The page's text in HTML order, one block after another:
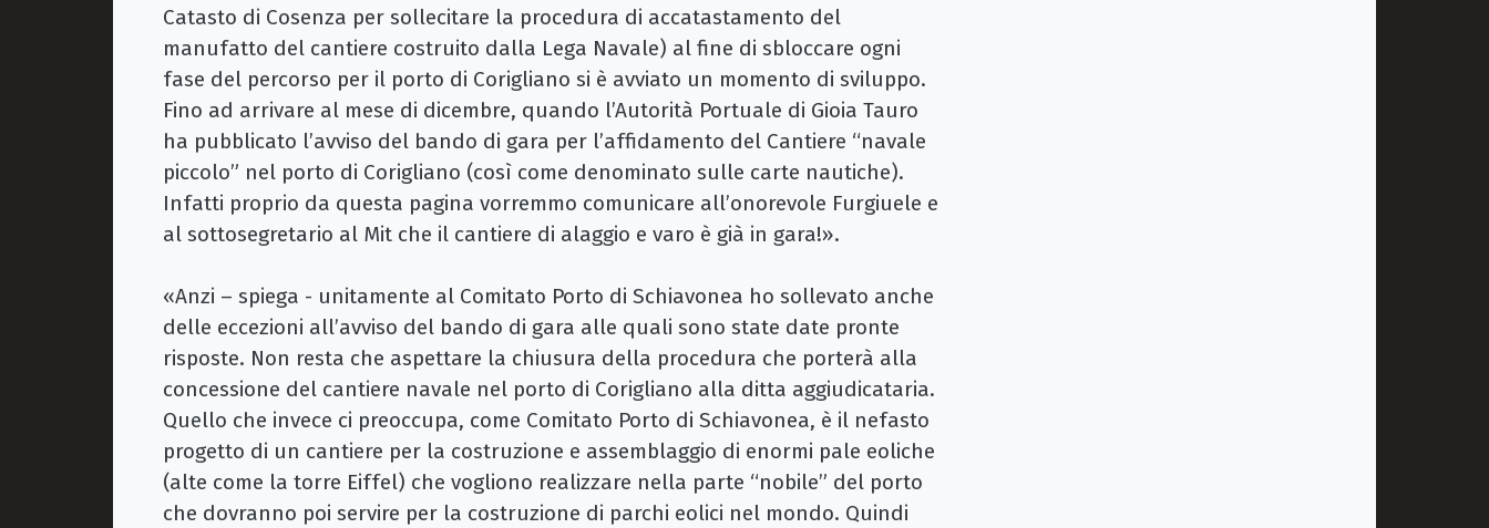
Catasto di Cosenza per sollecitare la procedura di accatastamento del
manufatto del cantiere costruito dalla Lega Navale) al fine di sbloccare ogni
fase del percorso per il porto di Corigliano si è avviato un momento di sviluppo.
Fino ad arrivare al mese di dicembre, quando l’Autorità Portuale di Gioia Tauro
ha pubblicato l’avviso del bando di gara per l’affidamento del Cantiere “navale
piccolo” nel porto di Corigliano (così come denominato sulle carte nautiche).
Infatti proprio da questa pagina vorremmo comunicare all’onorevole Furgiuele e
al sottosegretario al Mit che il cantiere di alaggio e varo è già in gara!».
«Anzi – spiega - unitamente al Comitato Porto di Schiavonea ho sollevato anche
delle eccezioni all’avviso del bando di gara alle quali sono state date pronte
risposte. Non resta che aspettare la chiusura della procedura che porterà alla
concessione del cantiere navale nel porto di Corigliano alla ditta aggiudicataria.
Quello che invece ci preoccupa, come Comitato Porto di Schiavonea, è il nefasto
progetto di un cantiere per la costruzione e assemblaggio di enormi pale eoliche
(alte come la torre Eiffel) che vogliono realizzare nella parte “nobile” del porto
che dovranno poi servire per la costruzione di parchi eolici nel mondo. Quindi